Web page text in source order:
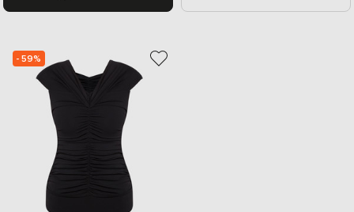
- 59%